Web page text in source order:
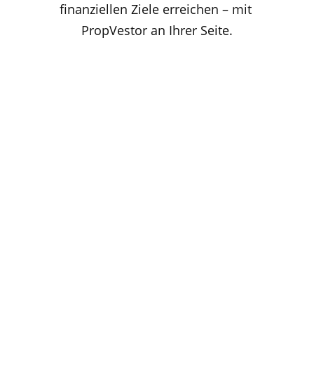
finanziellen Ziele erreichen – mit
PropVestor an Ihrer Seite.